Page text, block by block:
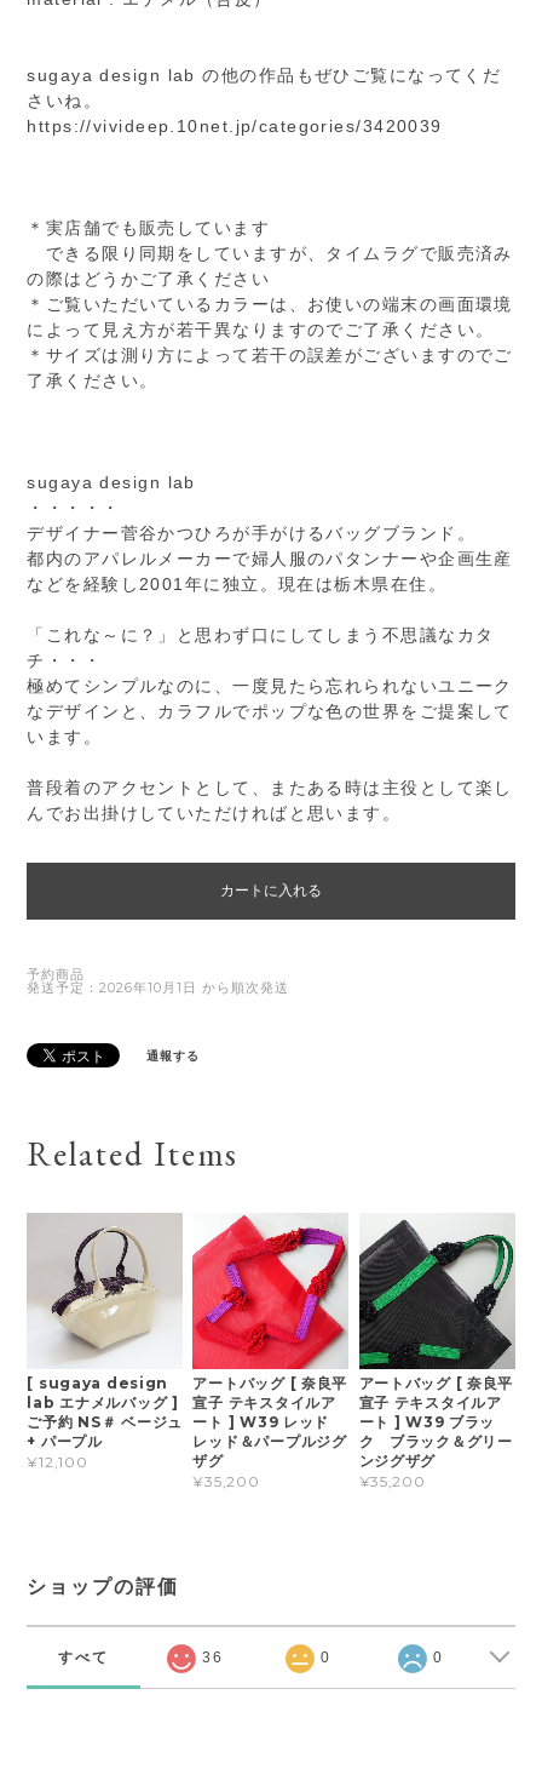
sugaya design lab の他の作品もぜひご覧になってくだ
さいね。
https://vivideep.10net.jp/categories/3420039
＊実店舗でも販売しています
できる限り同期をしていますが、タイムラグで販売済み
の際はどうかご了承ください
＊ご覧いただいているカラーは、お使いの端末の画面環境
によって見え方が若干異なりますのでご了承ください。
＊サイズは測り方によって若干の誤差がございますのでご
了承ください。
sugaya design lab
・・・・・
デザイナー菅谷かつひろが手がけるバッグブランド。
都内のアパレルメーカーで婦人服のパタンナーや企画生産
などを経験し2001年に独立。現在は栃木県在住。
「これな～に？」と思わず口にしてしまう不思議なカタ
チ・・・
極めてシンプルなのに、一度見たら忘れられないユニーク
なデザインと、カラフルでポップな色の世界をご提案して
います。
普段着のアクセントとして、またある時は主役として楽し
んでお出掛けしていただければと思います。
カートに入れる
予約商品
発送予定：2026年10月1日 から順次発送
通報する
Related Items
[ sugaya design
lab エナメルバッグ ]
ご予約 NS＃ ベージュ
+ パープル
¥12,100
アートバッグ [ 奈良平
宣子 テキスタイルア
ート ] W39 レッド
レッド＆パープルジグ
ザグ
¥35,200
アートバッグ [ 奈良平
宣子 テキスタイルア
ート ] W39 ブラッ
ク ブラック＆グリー
ンジグザグ
¥35,200
ショップの評価
すべて 36 0 0